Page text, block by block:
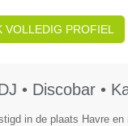
VOLLEDIG PROFIEL
• Discobar •
in de plaats Havre